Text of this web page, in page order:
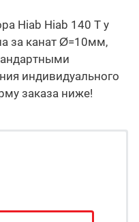
Hiab Hiab 140 T у
за канат Ø=10мм,
индивидуального
заказа ниже!